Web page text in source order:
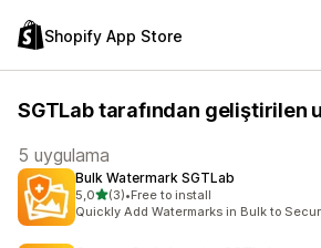
Shopify App Store
SGTLab tarafından geliştirilen
5 uygulama
Bulk Watermark SGTLab
5,05 yıldız üzerinden
(3)
toplam 3 değerlendirme
•Free to install
Quickly Add Watermarks in Bulk to